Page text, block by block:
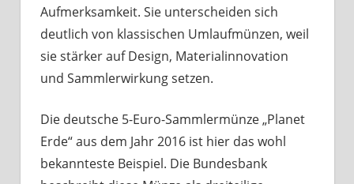
Aufmerksamkeit. Sie unterscheiden sich
deutlich von klassischen Umlaufmünzen, weil
sie stärker auf Design, Materialinnovation
und Sammlerwirkung setzen.
Die deutsche 5-Euro-Sammlermünze „Planet
Erde“ aus dem Jahr 2016 ist hier das wohl
bekannteste Beispiel. Die Bundesbank